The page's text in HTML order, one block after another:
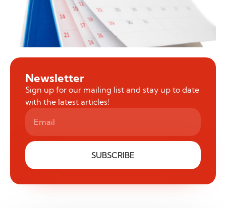
Newsletter
Sign up for our mailing list and stay up to date
with the latest articles!
SUBSCRIBE